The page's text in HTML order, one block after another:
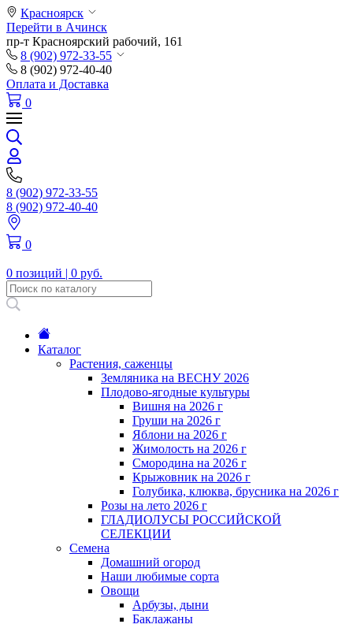
Красноярск
Перейти в Ачинск
пр-т Красноярский рабочий, 161
8 (902) 972-33-55
8 (902) 972-40-40
Оплата и Доставка
0
8 (902) 972-33-55
8 (902) 972-40-40
0
0 позиций | 0 руб.
Каталог
Растения, саженцы
Земляника на ВЕСНУ 2026
Плодово-ягодные культуры
Вишня на 2026 г
Груши на 2026 г
Яблони на 2026 г
Жимолость на 2026 г
Смородина на 2026 г
Крыжовник на 2026 г
Голубика, клюква, брусника на 2026 г
Розы на лето 2026 г
ГЛАДИОЛУСЫ РОССИЙСКОЙ
СЕЛЕКЦИИ
Семена
Домашний огород
Наши любимые сорта
Овощи
Арбузы, дыни
Баклажаны